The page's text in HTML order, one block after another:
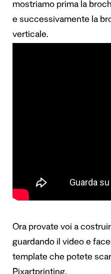
mostriamo prima la
e successivamente la
verticale.
Ora provate voi a
guardando il video e
template che potete